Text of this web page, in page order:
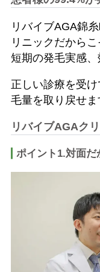
リバイブAGA錦
リニックだから
短期の発毛実感、
正しい診療を受
毛量を取り戻せま
リバイブAGAク
ポイント1.対面